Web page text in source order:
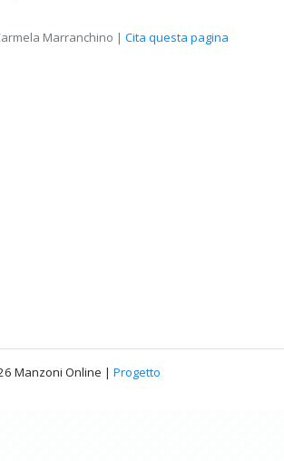
Marranchino | Cita questa pagina
Manzoni Online | Progetto